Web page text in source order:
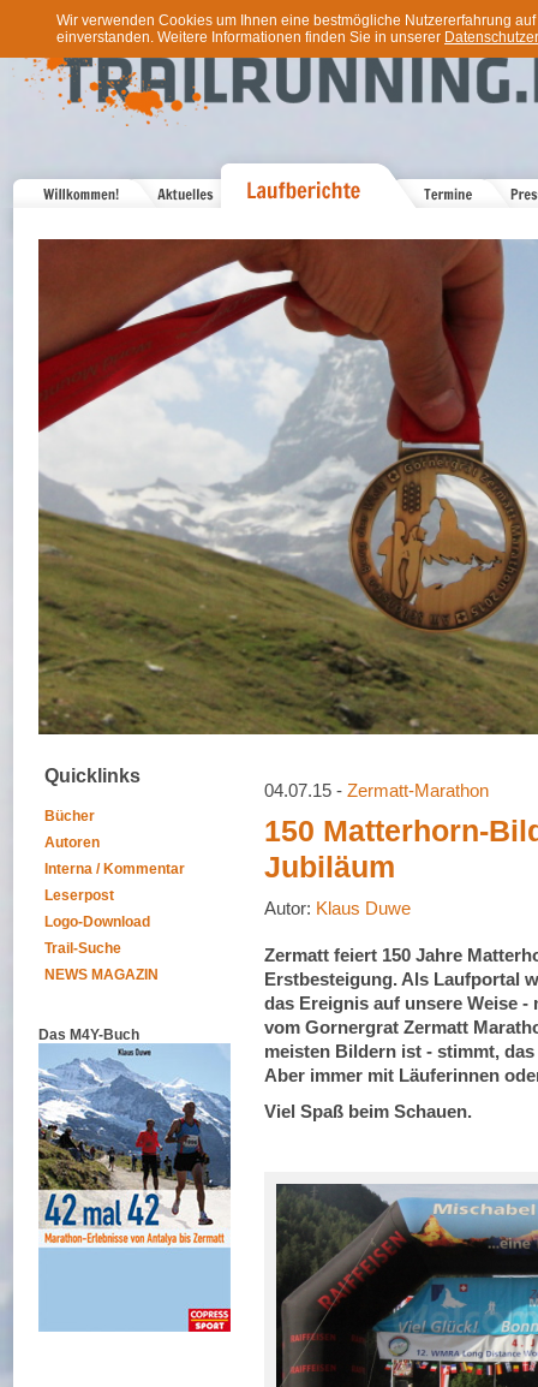
Wir verwenden Cookies um Ihnen eine bestmögliche Nutzererfahrung
einverstanden. Weitere Informationen finden Sie in unserer
Quicklinks
Bücher
Autoren
Interna / Kommentar
Leserpost
Logo-Download
Trail-Suche
NEWS MAGAZIN
Das M4Y-Buch
04.07.15 - Zermatt-Marathon
150 Matterhorn-
Jubiläum
Autor: Klaus Duwe
Zermatt feiert 150 Jahre
Erstbesteigung. Als Laufportal
das Ereignis auf unsere Weise -
vom Gornergrat Zermatt
meisten Bildern ist - stimmt,
Aber immer mit Läuferinnen
Viel Spaß beim Schauen.